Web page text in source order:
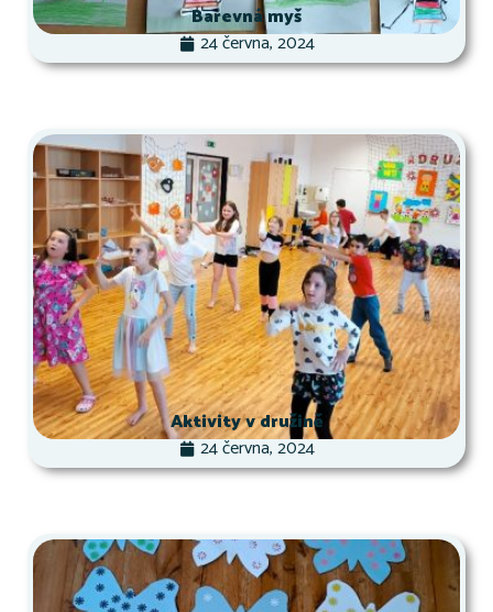
Barevná myš
24 června, 2024
Aktivity v družině
24 června, 2024